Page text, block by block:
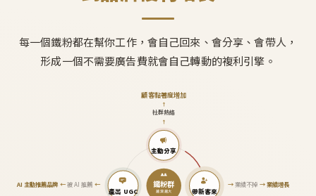
每一個鐵粉都在幫你工作，會自己回來、會分享、會帶人，
形成一個不需要廣告費就會自己轉動的複利引擎。
鐵粉群
越滾越大
主動分享
↑
社群熱絡
↑
顧客黏著度增加
帶新客來
→業績不掉 →業績增長
產出 UGC
AI 主動推薦品牌←被 AI 推薦 ←